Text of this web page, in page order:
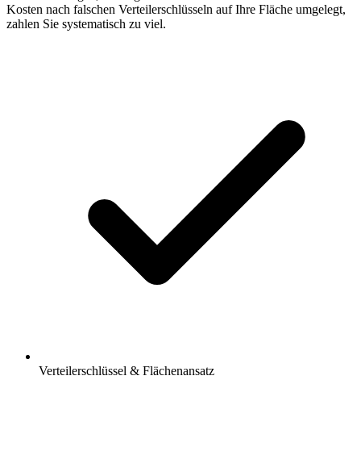
Kosten nach falschen Verteilerschlüsseln auf Ihre Fläche umgelegt,
zahlen Sie systematisch zu viel.
Verteilerschlüssel & Flächenansatz